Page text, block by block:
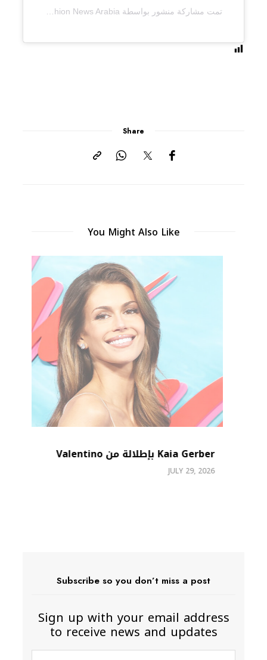
تمت مشاركة منشور بواسطة ‏‎Fashion News Arabia‎‏ (@‏‎fashionnewsarabia‎‏)
Share
You Might Also Like
Kaia Gerber بإطلالة من Valentino
JULY 29, 2026
Subscribe so you don’t miss a post
Sign up with your email address
to receive news and updates